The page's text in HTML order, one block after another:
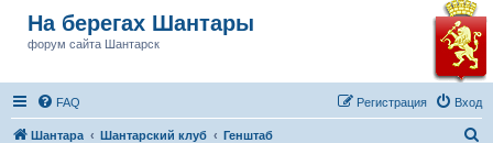
На берегах Шантары
форум сайта Шантарск
FAQ Вход
Регистрация
Шантара Шантарский клуб Генштаб